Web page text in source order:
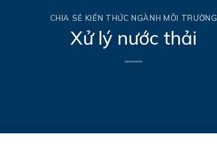
CHIA SẺ KIẾN THỨC NGÀNH MÔI TRƯỜNG
Xử lý nước thải